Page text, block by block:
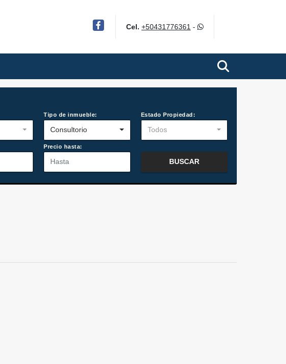
Facebook Cel. +50431776361 -
Tipo de inmueble:
Consultorio
Estado Propiedad:
Todos
Precio hasta:
BUSCAR